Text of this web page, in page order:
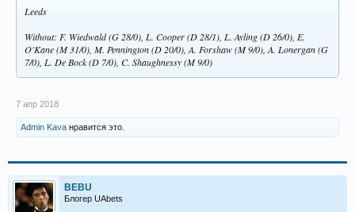
Leeds
Without: F. Wiedwald (G 28/0), L. Cooper (D 28/1), L. Ayling (D 26/0), E.
O'Kane (M 31/0), M. Pennington (D 20/0), A. Forshaw (M 9/0), A. Lonergan (G
7/0), L. De Bock (D 7/0), C. Shaughnessy (M 9/0)
7 апр 2018
Admin Kava нравится это.
BEBU
Блогер UAbets